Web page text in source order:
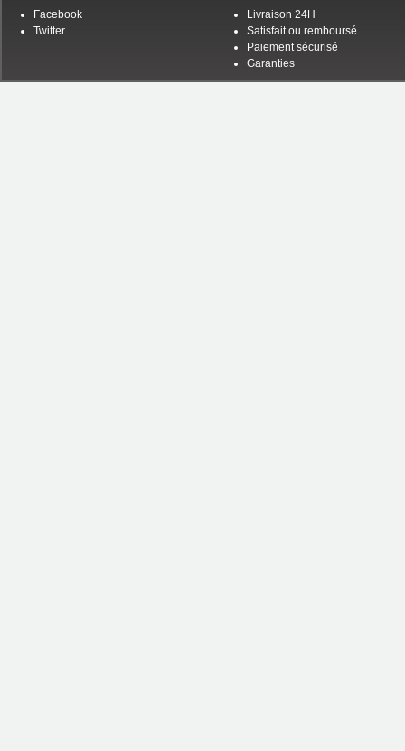
Facebook
Twitter
Livraison 24H
Satisfait ou remboursé
Paiement sécurisé
Garanties